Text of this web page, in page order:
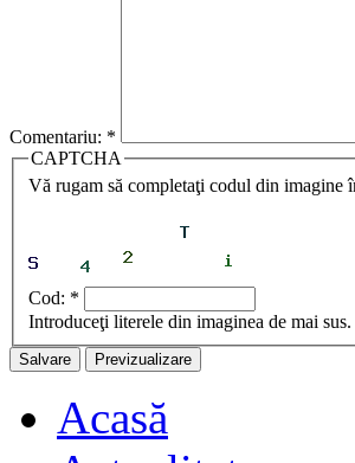
Comentariu: *
CAPTCHA
Vă rugam să completaţi codul din imagine
Cod: *
Introduceţi literele din imaginea de mai sus.
Acasă